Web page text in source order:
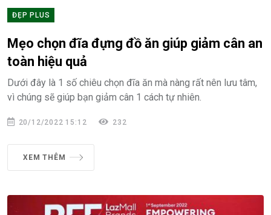
ĐẸP PLUS
Mẹo chọn đĩa đựng đồ ăn giúp giảm cân an
toàn hiệu quả
Dưới đây là 1 số chiêu chọn đĩa ăn mà nàng rất nên lưu tâm,
vì chúng sẽ giúp bạn giảm cân 1 cách tự nhiên.
20/12/2022 15:12 232
XEM THÊM